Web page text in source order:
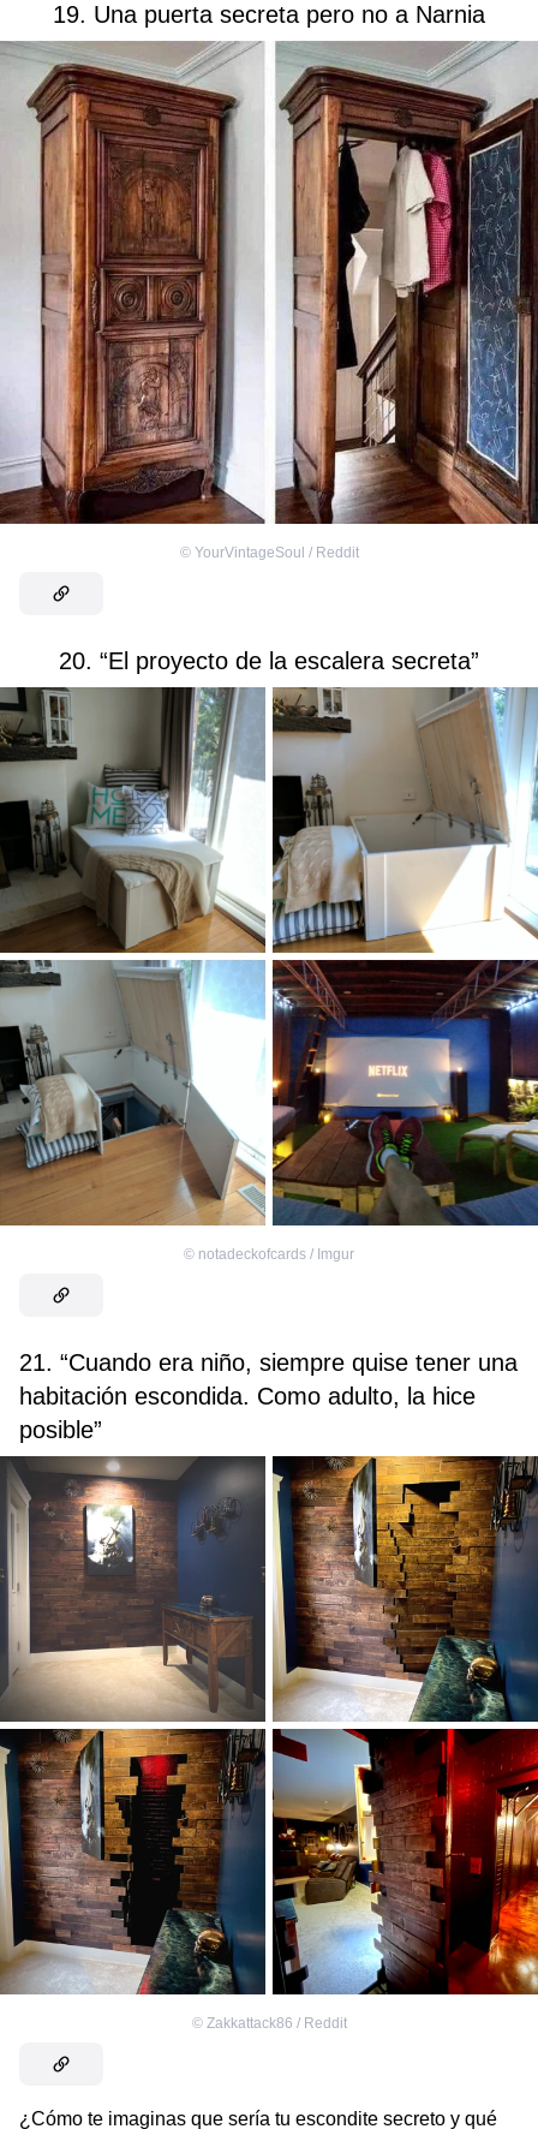
19. Una puerta secreta pero no a Narnia
© YourVintageSoul / Reddit
20. “El proyecto de la escalera secreta”
© notadeckofcards / Imgur
21. “Cuando era niño, siempre quise tener una
habitación escondida. Como adulto, la hice
posible”
© Zakkattack86 / Reddit
¿Cómo te imaginas que sería tu escondite secreto y qué